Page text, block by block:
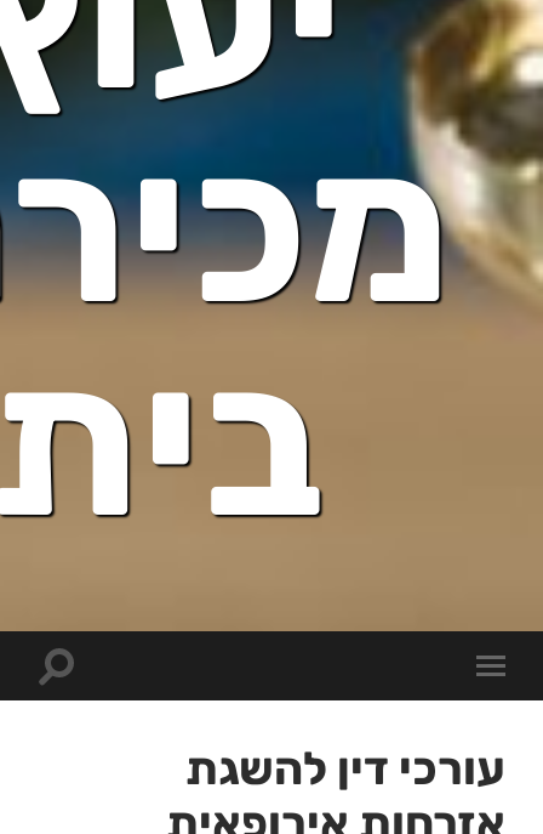
Toggle
mobile
Toggle
עורכי דין להשגת
אזרחות אירופאית